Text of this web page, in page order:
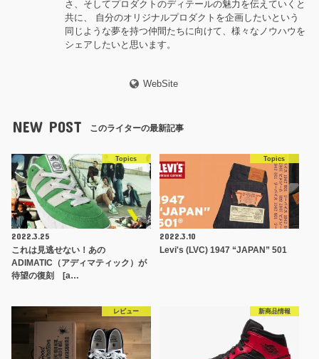
さ、そしてプロダクトのディテールの魅力を伝えていくと
共に、 自分のオリジナルプロダクトを企画したいという
同じような夢を持つ仲間たちに向けて、様々なノウハウを
シェアしたいと思います。
WebSite
NEW POST このライターの最新記事
Topics
2022.3.25
これは見逃せない！あの
ADIMATIC（アディマティック）が
待望の復刻 [a…
Topics
2022.3.10
Levi's (LVC) 1947 “JAPAN” 501
レビュー 新商品情報